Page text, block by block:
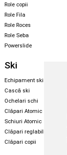
Role copii
Role Fila
Role Roces
Role Seba
Powerslide
Ski
Echipament ski
Cască ski
Ochelari schi
Clăpari Atomic
Schiuri Atomic
Clăpari reglabili
Clăpari copii